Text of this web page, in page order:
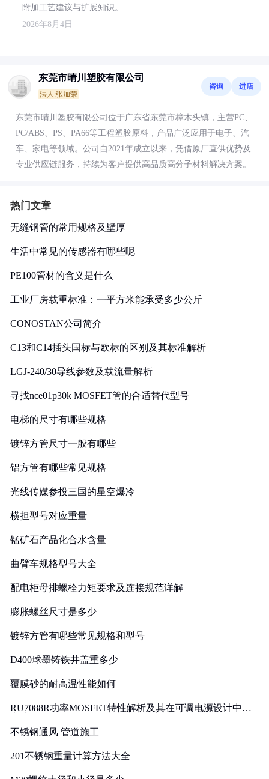
附加工艺建议与扩展知识。
2026年8月4日
东莞市晴川塑胶有限公司
法人:张加荣
咨询 进店
东莞市晴川塑胶有限公司位于广东省东莞市樟木头镇，主营PC、
PC/ABS、PS、PA66等工程塑胶原料，产品广泛应用于电子、汽
车、家电等领域。公司自2021年成立以来，凭借原厂直供优势及
专业供应链服务，持续为客户提供高品质高分子材料解决方案。
热门文章
无缝钢管的常用规格及壁厚
生活中常见的传感器有哪些呢
PE100管材的含义是什么
工业厂房载重标准：一平方米能承受多少公斤
CONOSTAN公司简介
C13和C14插头国标与欧标的区别及其标准解析
LGJ-240/30导线参数及载流量解析
寻找nce01p30k MOSFET管的合适替代型号
电梯的尺寸有哪些规格
镀锌方管尺寸一般有哪些
铝方管有哪些常见规格
光线传媒参投三国的星空爆冷
横担型号对应重量
锰矿石产品化合水含量
曲臂车规格型号大全
配电柜母排螺栓力矩要求及连接规范详解
膨胀螺丝尺寸是多少
镀锌方管有哪些常见规格和型号
D400球墨铸铁井盖重多少
覆膜砂的耐高温性能如何
RU7088R功率MOSFET特性解析及其在可调电源设计中的
不锈钢通风 管道施工
201不锈钢重量计算方法大全